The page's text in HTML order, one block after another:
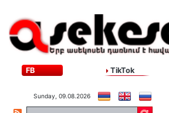
FB TikTok
Sunday, 09.08.2026